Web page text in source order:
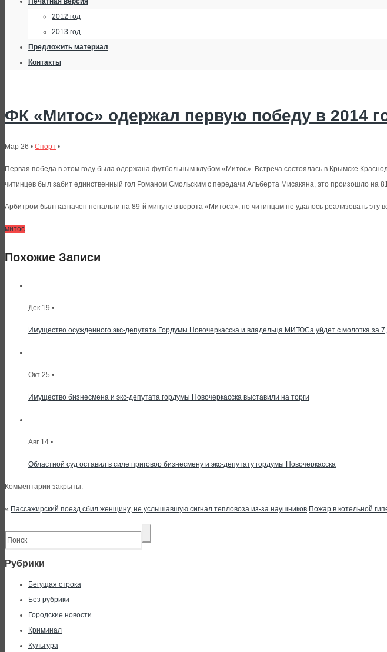
2012 год
2013 год
Предложить материал
Контакты
ФК «Митос» одержал первую победу в 2014
Мар 26 • Спорт •
Первая победа в этом году была одержана футбольным клубом «Митос». Встреча состоялась в Крымске
читинцев был забит единственный гол Романом Смольским с передачи Альберта Мисакяна, это произошло на
Арбитром был назначен пенальти на 89-й минуте в ворота «Митоса», но читинцам не удалось реализовать эту
митос
Похожие Записи
Дек 19 •
Имущество осужденного экс-депутата Гордумы Новочеркасска и владельца МИТОСа уйдет с молотка за
Окт 25 •
Имущество бизнесмена и экс-депутата гордумы Новочеркасска выставили на торги
Авг 14 •
Областной суд оставил в силе приговор бизнесмену и экс-депутату гордумы Новочеркасска
Комментарии закрыты.
« Пассажирский поезд сбил женщину, не услышавшую сигнал тепловоза из-за наушников Пожар в котельной
Рубрики
Бегущая строка
Без рубрики
Городские новости
Криминал
Культура